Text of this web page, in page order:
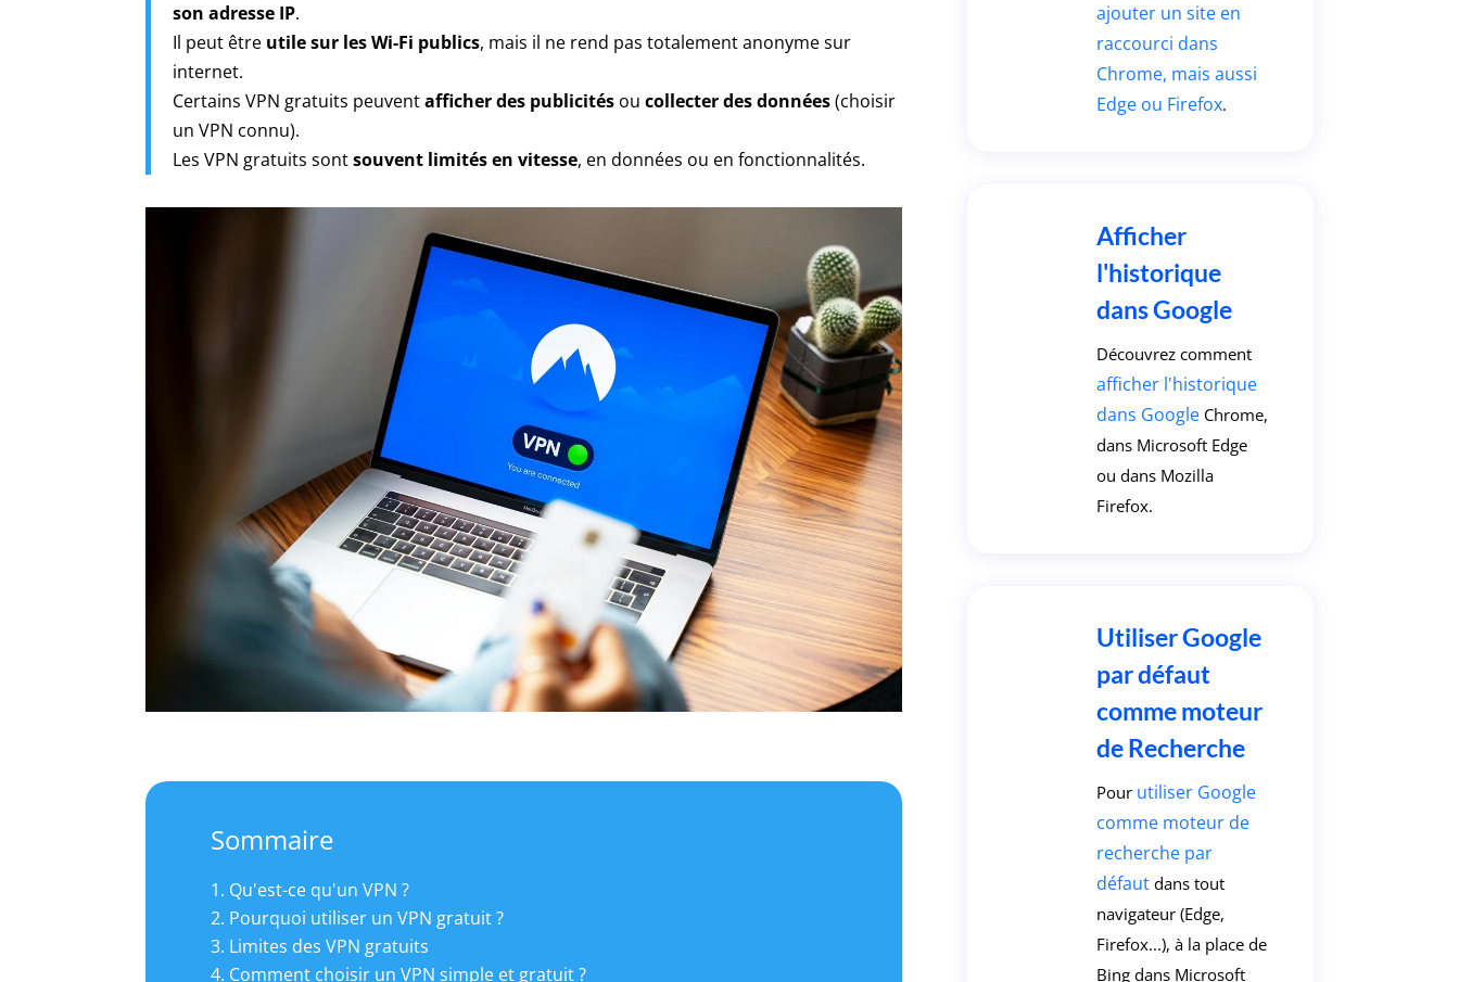
son adresse IP.
Il peut être utile sur les Wi-Fi publics, mais il ne rend pas totalement anonyme sur
internet.
Certains VPN gratuits peuventafficher des publicités oucollecter des données(choisir
un VPN connu).
Les VPN gratuits sontsouvent limités en vitesse, en données ou en fonctionnalités.
Sommaire
Qu'est-ce qu'un VPN ?
Pourquoi utiliser un VPN gratuit ?
Limites des VPN gratuits
Comment choisir un VPN simple et gratuit ?
ajouter un site en
raccourci dans
Chrome, mais aussi
Edge ou Firefox.
Afficher
l'historique
dans Google
Découvrez comment
afficher l'historique
dans Google Chrome,
dans Microsoft Edge
ou dans Mozilla
Firefox.
Utiliser Google
par défaut
comme moteur
de Recherche
Pour utiliser Google
comme moteur de
recherche par
défaut dans tout
navigateur (Edge,
Firefox...), à la place de
Bing dans Microsoft